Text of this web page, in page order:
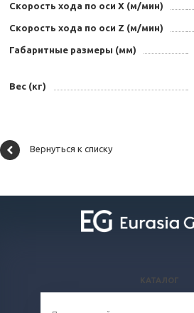
Скорость хода по оси X (м/мин)
Скорость хода по оси Z (м/мин)
Габаритные размеры (мм)
Вес (кг)
Вернуться к списку
КАТАЛОГ